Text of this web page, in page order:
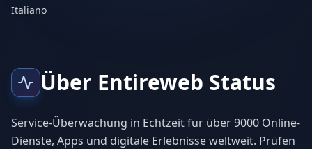
Italiano
Über Entireweb Status
Service-Überwachung in Echtzeit für über 9000 Online-
Dienste, Apps und digitale Erlebnisse weltweit. Prüfen